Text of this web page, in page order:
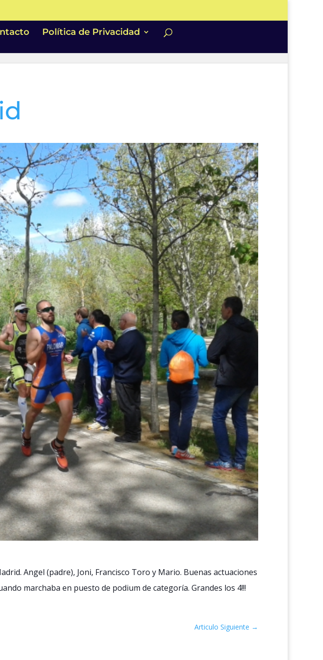
Política de Privacidad
Angel (padre), Joni, Francisco Toro y Mario. Buenas actuaciones
marchaba en puesto de podium de categoría. Grandes los 4!!!
Articulo Siguiente →